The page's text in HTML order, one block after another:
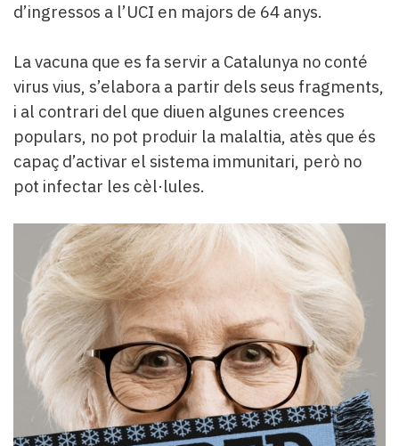
d’ingressos a l’UCI en majors de 64 anys.
La vacuna que es fa servir a Catalunya no conté
virus vius, s’elabora a partir dels seus fragments,
i al contrari del que diuen algunes creences
populars, no pot produir la malaltia, atès que és
capaç d’activar el sistema immunitari, però no
pot infectar les cèl·lules.